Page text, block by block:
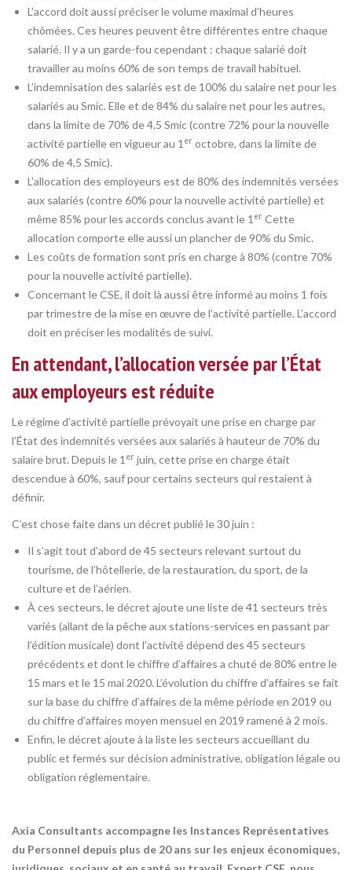
L’accord doit aussi préciser le volume maximal d’heures
chômées. Ces heures peuvent être différentes entre chaque
salarié. Il y a un garde-fou cependant : chaque salarié doit
travailler au moins 60% de son temps de travail habituel.
L’indemnisation des salariés est de 100% du salaire net pour les
salariés au Smic. Elle et de 84% du salaire net pour les autres,
dans la limite de 70% de 4,5 Smic (contre 72% pour la nouvelle
activité partielle en vigueur au 1 er octobre, dans la limite de
60% de 4,5 Smic).
L’allocation des employeurs est de 80% des indemnités versées
aux salariés (contre 60% pour la nouvelle activité partielle) et
même 85% pour les accords conclus avant le 1 er Cette
allocation comporte elle aussi un plancher de 90% du Smic.
Les coûts de formation sont pris en charge à 80% (contre 70%
pour la nouvelle activité partielle).
Concernant le CSE, il doit là aussi être informé au moins 1 fois
par trimestre de la mise en œuvre de l’activité partielle. L’accord
doit en préciser les modalités de suivi.
En attendant, l’allocation versée par l’État
aux employeurs est réduite
Le régime d’activité partielle prévoyait une prise en charge par
l’État des indemnités versées aux salariés à hauteur de 70% du
salaire brut. Depuis le 1 er juin, cette prise en charge était
descendue à 60%, sauf pour certains secteurs qui restaient à
définir.
C’est chose faite dans un décret publié le 30 juin :
Il s’agit tout d’abord de 45 secteurs relevant surtout du
tourisme, de l’hôtellerie, de la restauration, du sport, de la
culture et de l’aérien.
À ces secteurs, le décret ajoute une liste de 41 secteurs très
variés (allant de la pêche aux stations-services en passant par
l’édition musicale) dont l’activité dépend des 45 secteurs
précédents et dont le chiffre d’affaires a chuté de 80% entre le
15 mars et le 15 mai 2020. L’évolution du chiffre d’affaires se fait
sur la base du chiffre d’affaires de la même période en 2019 ou
du chiffre d’affaires moyen mensuel en 2019 ramené à 2 mois.
Enfin, le décret ajoute à la liste les secteurs accueillant du
public et fermés sur décision administrative, obligation légale ou
obligation réglementaire.
Axia Consultants accompagne les Instances Représentatives
du Personnel depuis plus de 20 ans sur les enjeux économiques,